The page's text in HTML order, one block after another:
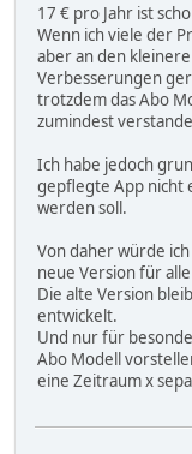
17 € pro Jahr ist
Wenn ich viele der
aber an den
Verbesserungen
trotzdem das Abo
zumindest
Ich habe jedoch
gepflegte App nicht
werden soll.
Von daher würde
neue Version für
Die alte Version
entwickelt.
Und nur für
Abo Modell
eine Zeitraum x